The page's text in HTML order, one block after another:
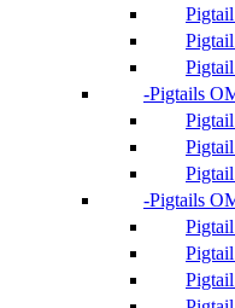
Pigtails
Pigtails